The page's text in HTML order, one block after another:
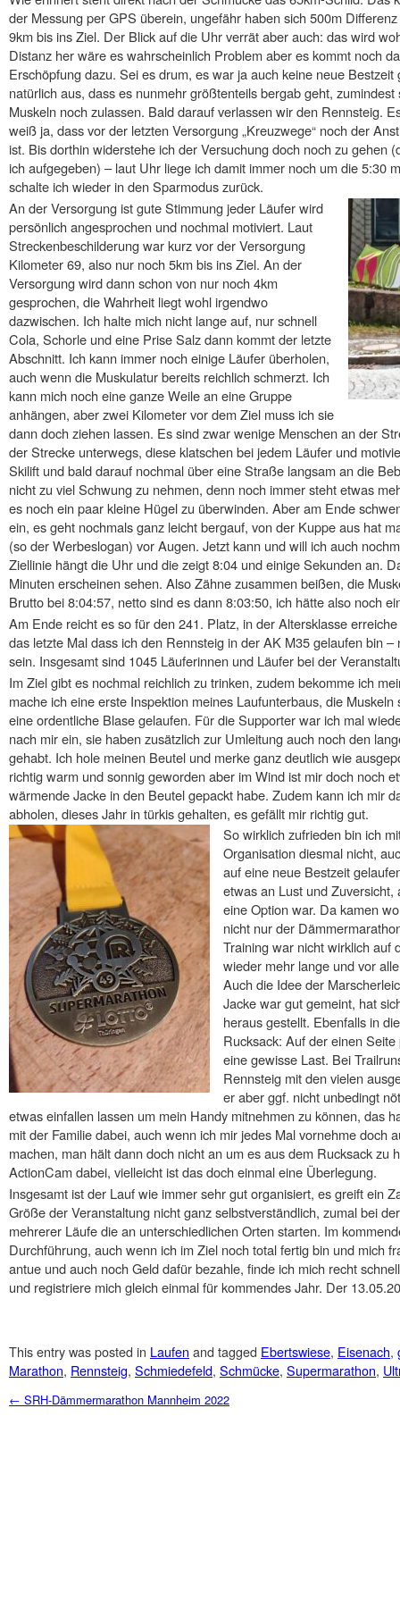
der Messung per GPS überein, ungefähr haben sich 500m
9km bis ins Ziel. Der Blick auf die Uhr verrät aber auch: das wird
Distanz her wäre es wahrscheinlich Problem aber es kommt noch
Erschöpfung dazu. Sei es drum, es war ja auch keine neue
natürlich aus, dass es nunmehr größtenteils bergab geht,
Muskeln noch zulassen. Bald darauf verlassen wir den Rennsteig.
weiß ja, dass vor der letzten Versorgung „Kreuzwege“ noch der
ist. Bis dorthin widerstehe ich der Versuchung doch noch zu gehen
ich aufgegeben) – laut Uhr liege ich damit immer noch um die 5:30
schalte ich wieder in den Sparmodus zurück.
An der Versorgung ist gute Stimmung jeder Läufer wird
persönlich angesprochen und nochmal motiviert. Laut
Streckenbeschilderung war kurz vor der Versorgung
Kilometer 69, also nur noch 5km bis ins Ziel. An der
Versorgung wird dann schon von nur noch 4km
gesprochen, die Wahrheit liegt wohl irgendwo
dazwischen. Ich halte mich nicht lange auf, nur schnell
Cola, Schorle und eine Prise Salz dann kommt der letzte
Abschnitt. Ich kann immer noch einige Läufer überholen,
auch wenn die Muskulatur bereits reichlich schmerzt. Ich
kann mich noch eine ganze Weile an eine Gruppe
anhängen, aber zwei Kilometer vor dem Ziel muss ich sie
dann doch ziehen lassen. Es sind zwar wenige Menschen an der
der Strecke unterwegs, diese klatschen bei jedem Läufer und
Skilift und bald darauf nochmal über eine Straße langsam an die
nicht zu viel Schwung zu nehmen, denn noch immer steht etwas
es noch ein paar kleine Hügel zu überwinden. Aber am Ende
ein, es geht nochmals ganz leicht bergauf, von der Kuppe aus hat
(so der Werbeslogan) vor Augen. Jetzt kann und will ich auch
Ziellinie hängt die Uhr und die zeigt 8:04 und einige Sekunden an.
Minuten erscheinen sehen. Also Zähne zusammen beißen, die
Brutto bei 8:04:57, netto sind es dann 8:03:50, ich hätte also noch
Am Ende reicht es so für den 241. Platz, in der Altersklasse
das letzte Mal dass ich den Rennsteig in der AK M35 gelaufen bin
sein. Insgesamt sind 1045 Läuferinnen und Läufer bei der
Im Ziel gibt es nochmal reichlich zu trinken, zudem bekomme ich
mache ich eine erste Inspektion meines Laufunterbaus, die
eine ordentliche Blase gelaufen. Für die Supporter war ich mal
nach mir ein, sie haben zusätzlich zur Umleitung auch noch den
gehabt. Ich hole meinen Beutel und merke ganz deutlich wie
richtig warm und sonnig geworden aber im Wind ist mir doch noch
wärmende Jacke in den Beutel gepackt habe. Zudem kann ich mir
abholen, dieses Jahr in türkis gehalten, es gefällt mir richtig gut.
So wirklich zufrieden bin ich
Organisation diesmal nicht,
auf eine neue Bestzeit
etwas an Lust und
eine Option war. Da kamen
nicht nur der
Training war nicht wirklich auf
wieder mehr lange und vor
Auch die Idee der
Jacke war gut gemeint, hat
heraus gestellt. Ebenfalls in
Rucksack: Auf der einen
eine gewisse Last. Bei
Rennsteig mit den vielen
er aber ggf. nicht unbedingt
etwas einfallen lassen um mein Handy mitnehmen zu können, das
mit der Familie dabei, auch wenn ich mir jedes Mal vornehme doch
machen, man hält dann doch nicht an um es aus dem Rucksack zu
ActionCam dabei, vielleicht ist das doch einmal eine Überlegung.
Insgesamt ist der Lauf wie immer sehr gut organisiert, es greift ein
Größe der Veranstaltung nicht ganz selbstverständlich, zumal bei
mehrerer Läufe die an unterschiedlichen Orten starten. Im
Durchführung, auch wenn ich im Ziel noch total fertig bin und mich
antue und auch noch Geld dafür bezahle, finde ich mich recht
und registriere mich gleich einmal für kommendes Jahr. Der
This entry was posted in Laufen and tagged Ebertswiese, Eisenach,
Marathon, Rennsteig, Schmiedefeld, Schmücke, Supermarathon,
Post navigation
← SRH-Dämmermarathon Mannheim 2022